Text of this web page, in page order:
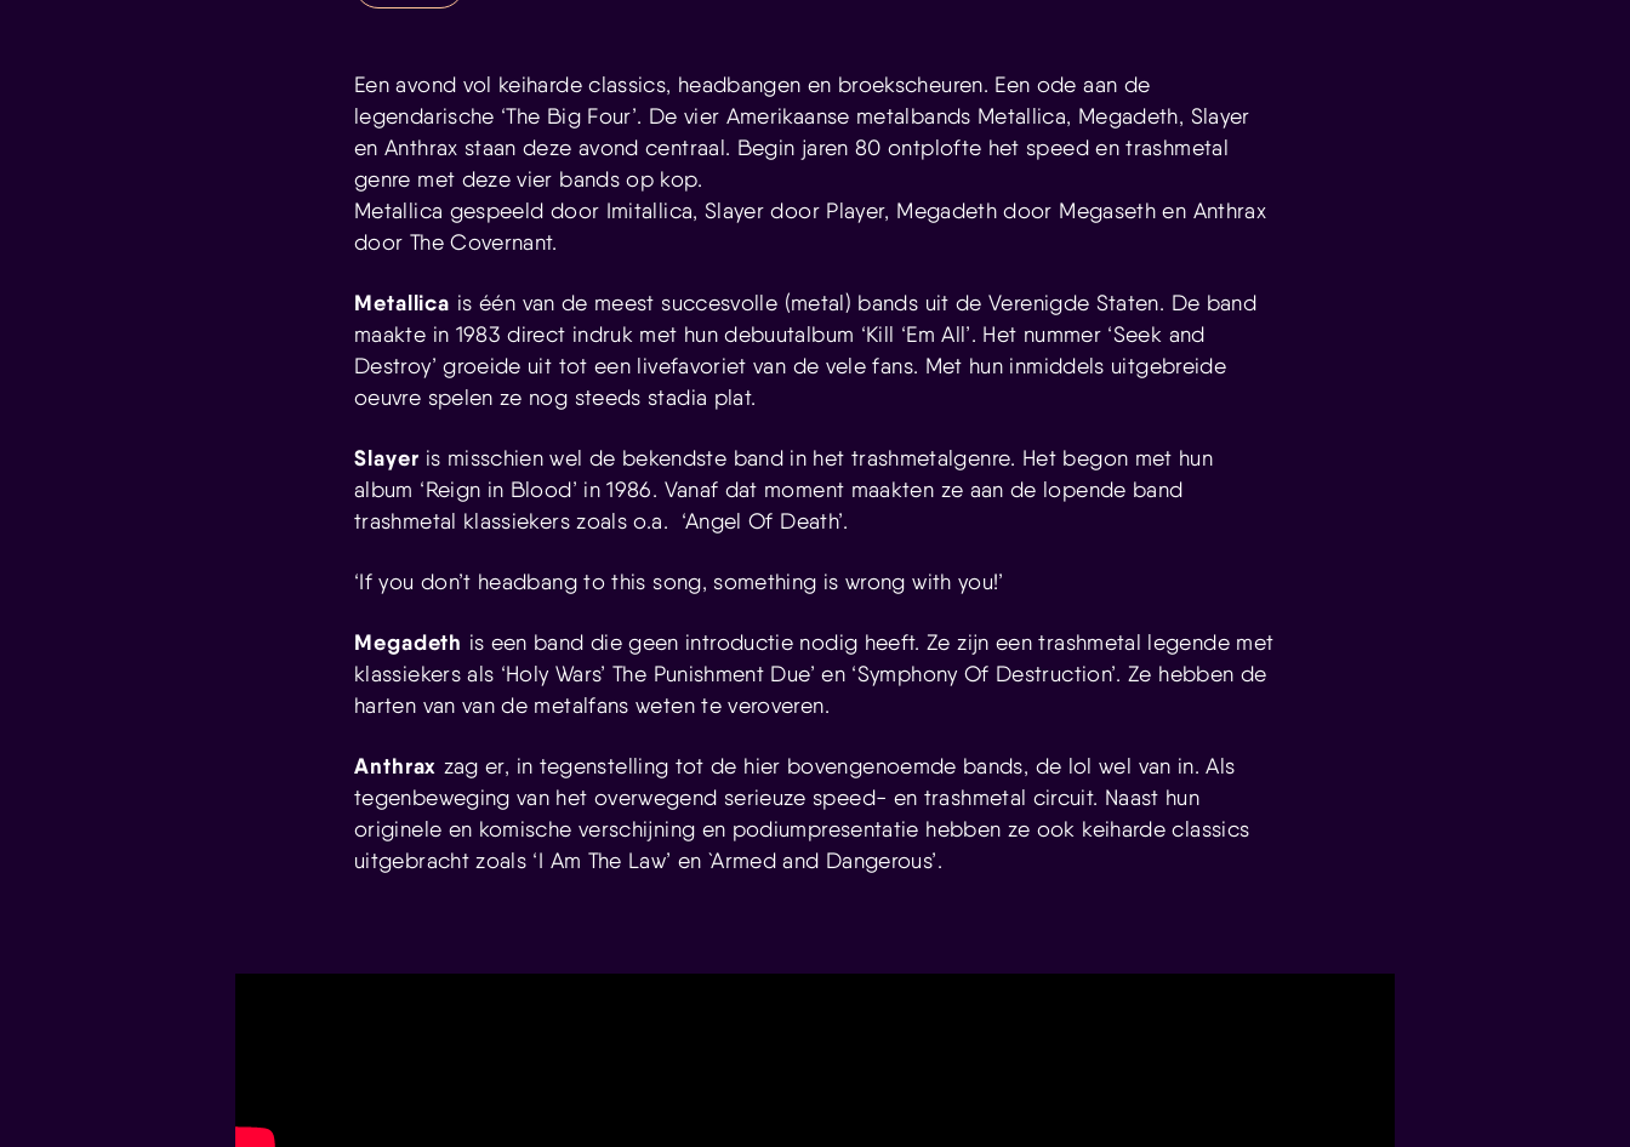
Een avond vol keiharde classics, headbangen en broekscheuren. Een ode aan de
legendarische ‘The Big Four’. De vier Amerikaanse metalbands Metallica, Megadeth, Slayer
en Anthrax staan deze avond centraal. Begin jaren 80 ontplofte het speed en trashmetal
genre met deze vier bands op kop.
Metallica gespeeld door Imitallica, Slayer door Player, Megadeth door Megaseth en Anthrax
door The Covernant.
Metallica is één van de meest succesvolle (metal) bands uit de Verenigde Staten. De band
maakte in 1983 direct indruk met hun debuutalbum ‘Kill ‘Em All’. Het nummer ‘Seek and
Destroy’ groeide uit tot een livefavoriet van de vele fans. Met hun inmiddels uitgebreide
oeuvre spelen ze nog steeds stadia plat.
Slayer is misschien wel de bekendste band in het trashmetalgenre. Het begon met hun
album ‘Reign in Blood’ in 1986. Vanaf dat moment maakten ze aan de lopende band
trashmetal klassiekers zoals o.a. ‘Angel Of Death’.
‘If you don’t headbang to this song, something is wrong with you!’
Megadeth is een band die geen introductie nodig heeft. Ze zijn een trashmetal legende met
klassiekers als ‘Holy Wars’ The Punishment Due’ en ‘Symphony Of Destruction’. Ze hebben de
harten van van de metalfans weten te veroveren.
Anthrax zag er, in tegenstelling tot de hier bovengenoemde bands, de lol wel van in. Als
tegenbeweging van het overwegend serieuze speed- en trashmetal circuit. Naast hun
originele en komische verschijning en podiumpresentatie hebben ze ook keiharde classics
uitgebracht zoals ‘I Am The Law’ en `Armed and Dangerous’.